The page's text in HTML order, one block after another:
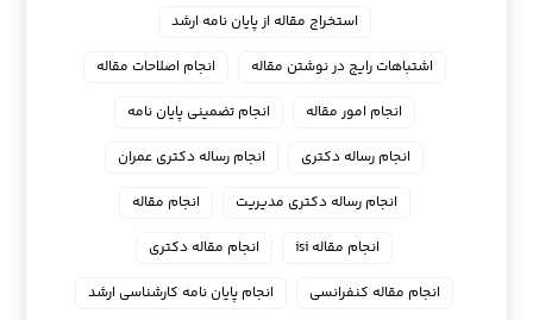
استخراج مقاله از پایان نامه ارشد
اشتباهات رایج در نوشتن مقاله
انجام اصلاحات مقاله
انجام امور مقاله
انجام تضمینی پایان نامه
انجام رساله دکتری
انجام رساله دکتری عمران
انجام رساله دکتری مدیریت
انجام مقاله
انجام مقاله isi
انجام مقاله دکتری
انجام مقاله کنفرانسی
انجام پايان نامه كارشناسي ارشد